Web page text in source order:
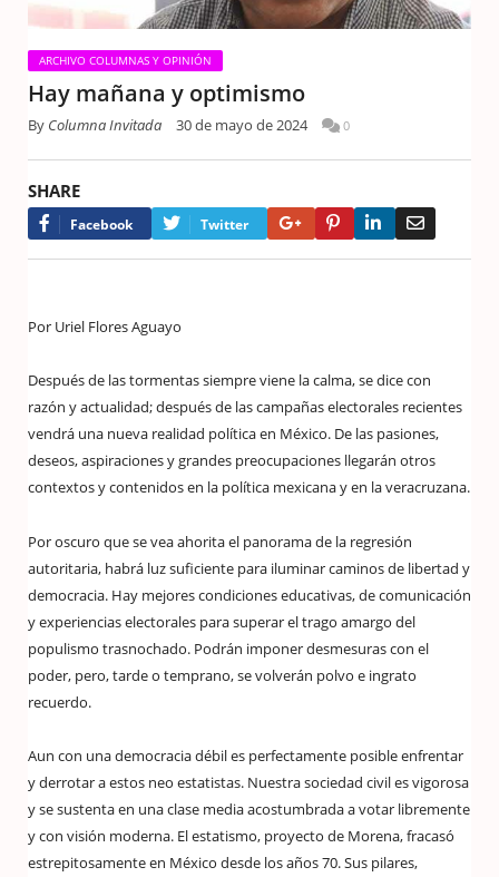
ARCHIVO COLUMNAS Y OPINIÓN
Hay mañana y optimismo
By Columna Invitada 30 de mayo de 2024 0
SHARE
Facebook Twitter Google+PinterestLinkedIn
Por Uriel Flores Aguayo
Después de las tormentas siempre viene la calma, se dice con
razón y actualidad; después de las campañas electorales recientes
vendrá una nueva realidad política en México. De las pasiones,
deseos, aspiraciones y grandes preocupaciones llegarán otros
contextos y contenidos en la política mexicana y en la veracruzana.
Por oscuro que se vea ahorita el panorama de la regresión
autoritaria, habrá luz suficiente para iluminar caminos de libertad y
democracia. Hay mejores condiciones educativas, de comunicación
y experiencias electorales para superar el trago amargo del
populismo trasnochado. Podrán imponer desmesuras con el
poder, pero, tarde o temprano, se volverán polvo e ingrato
recuerdo.
Aun con una democracia débil es perfectamente posible enfrentar
y derrotar a estos neo estatistas. Nuestra sociedad civil es vigorosa
y se sustenta en una clase media acostumbrada a votar libremente
y con visión moderna. El estatismo, proyecto de Morena, fracasó
estrepitosamente en México desde los años 70. Sus pilares,